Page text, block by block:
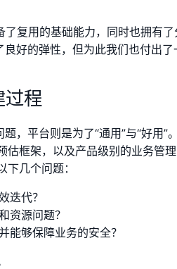
复用的基础能力，同时也拥有
好的弹性，但为此我们也付出了
过程
，平台则是为了“通用”与“好用
估框架，以及产品级别的业务管
几个问题：
迭代？
资源问题？
能够保障业务的安全？